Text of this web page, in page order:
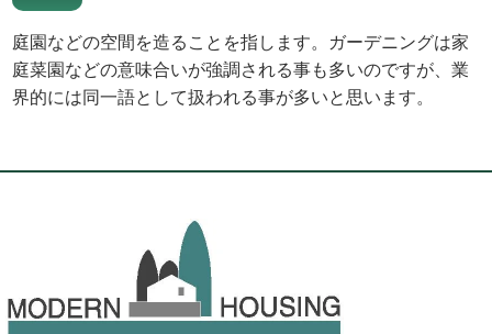
庭園などの空間を造ることを指します。ガーデニングは家
庭菜園などの意味合いが強調される事も多いのですが、業
界的には同一語として扱われる事が多いと思います。